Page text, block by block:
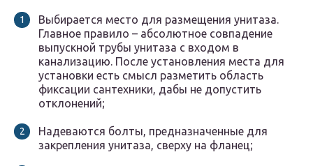
Выбирается место для размещения унитаза.
Главное правило – абсолютное совпадение
выпускной трубы унитаза с входом в
канализацию. После установления места для
установки есть смысл разметить область
фиксации сантехники, дабы не допустить
отклонений;
Надеваются болты, предназначенные для
закрепления унитаза, сверху на фланец;